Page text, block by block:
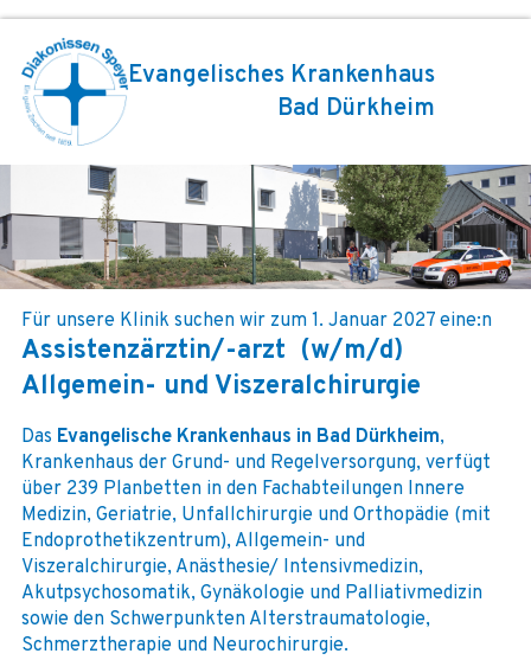
Evangelisches Krankenhaus
Bad Dürkheim
Für unsere Klinik suchen wir zum 1. Januar 2027 eine:n
Assistenzärztin/-arzt (w/m/d)
Allgemein- und Viszeralchirurgie
Das Evangelische Krankenhaus in Bad Dürkheim,
Krankenhaus der Grund- und Regelversorgung, verfügt
über 239 Planbetten in den Fachabteilungen Innere
Medizin, Geriatrie, Unfallchirurgie und Orthopädie (mit
Endoprothetikzentrum), Allgemein- und
Viszeralchirurgie, Anästhesie/ Intensivmedizin,
Akutpsychosomatik, Gynäkologie und Palliativmedizin
sowie den Schwerpunkten Alterstraumatologie,
Schmerztherapie und Neurochirurgie.